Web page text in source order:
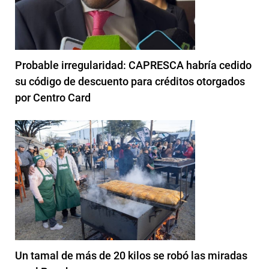
Probable irregularidad: CAPRESCA habría cedido
su código de descuento para créditos otorgados
por Centro Card
Un tamal de más de 20 kilos se robó las miradas